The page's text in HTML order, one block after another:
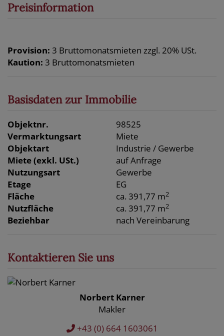
Preisinformation
Provision: 3 Bruttomonatsmieten zzgl. 20% USt.
Kaution: 3 Bruttomonatsmieten
Basisdaten zur Immobilie
Objektnr.
98525
Vermarktungsart
Miete
Objektart
Industrie / Gewerbe
Miete (exkl. USt.)
auf Anfrage
Nutzungsart
Gewerbe
Etage
EG
Fläche
ca. 391,77 m2
Nutzfläche ca. 391,77 m2
Beziehbar nach Vereinbarung
Kontaktieren Sie uns
Norbert Karner
Makler
+43 (0) 664 1603061